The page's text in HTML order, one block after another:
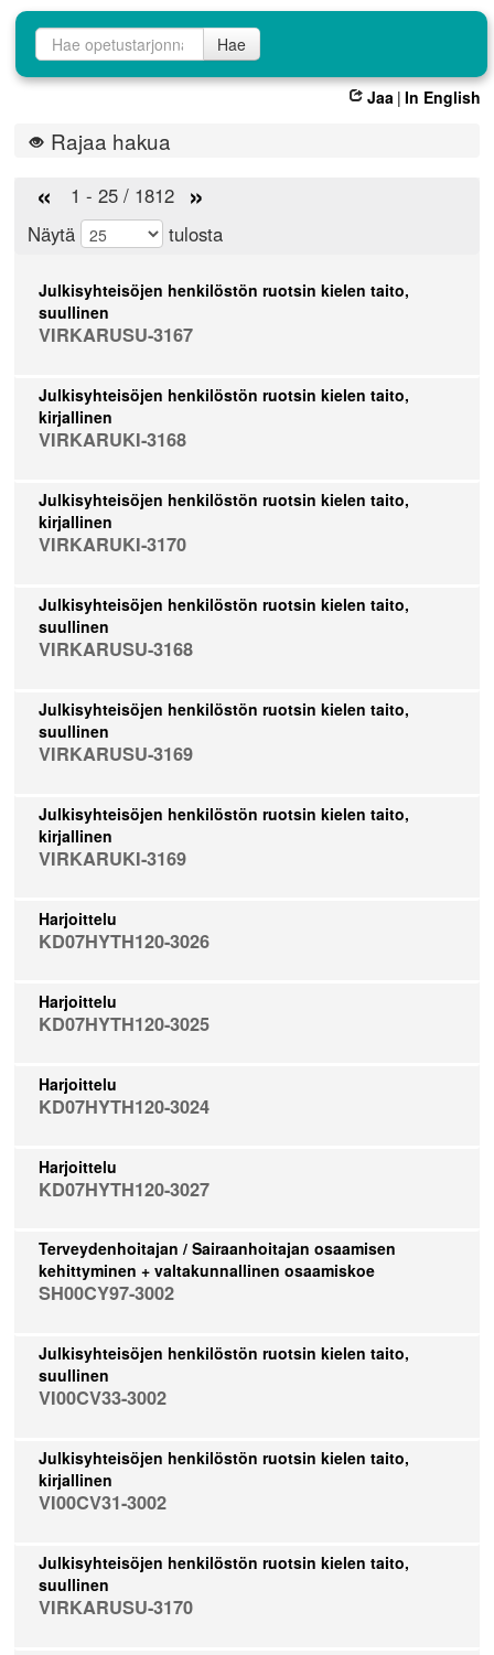
Opetustarjontahaku
Hae
Jaa | In English
Rajaa hakua
« 1 - 25 / 1812 »
Näytä tulosta
Julkisyhteisöjen henkilöstön ruotsin kielen taito,
suullinen
VIRKARUSU-3167
Julkisyhteisöjen henkilöstön ruotsin kielen taito,
kirjallinen
VIRKARUKI-3168
Julkisyhteisöjen henkilöstön ruotsin kielen taito,
kirjallinen
VIRKARUKI-3170
Julkisyhteisöjen henkilöstön ruotsin kielen taito,
suullinen
VIRKARUSU-3168
Julkisyhteisöjen henkilöstön ruotsin kielen taito,
suullinen
VIRKARUSU-3169
Julkisyhteisöjen henkilöstön ruotsin kielen taito,
kirjallinen
VIRKARUKI-3169
Harjoittelu
KD07HYTH120-3026
Harjoittelu
KD07HYTH120-3025
Harjoittelu
KD07HYTH120-3024
Harjoittelu
KD07HYTH120-3027
Terveydenhoitajan / Sairaanhoitajan osaamisen
kehittyminen + valtakunnallinen osaamiskoe
SH00CY97-3002
Julkisyhteisöjen henkilöstön ruotsin kielen taito,
suullinen
VI00CV33-3002
Julkisyhteisöjen henkilöstön ruotsin kielen taito,
kirjallinen
VI00CV31-3002
Julkisyhteisöjen henkilöstön ruotsin kielen taito,
suullinen
VIRKARUSU-3170